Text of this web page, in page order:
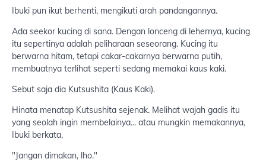
Ibuki pun ikut berhenti, mengikuti arah pandangannya.
Ada seekor kucing di sana. Dengan lonceng di lehernya, kucing
itu sepertinya adalah peliharaan seseorang. Kucing itu
berwarna hitam, tetapi cakar-cakarnya berwarna putih,
membuatnya terlihat seperti sedang memakai kaus kaki.
Sebut saja dia Kutsushita (Kaus Kaki).
Hinata menatap Kutsushita sejenak. Melihat wajah gadis itu
yang seolah ingin membelainya... atau mungkin memakannya,
Ibuki berkata,
"Jangan dimakan, lho."